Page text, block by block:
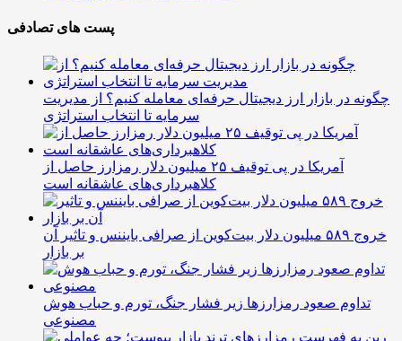
پست های تصادفی
چگونه در بازار ارز دیجیتال حرفه‌ای معامله کنیم؟ از مدیریت
سرمایه تا انتخاب استراتژی
آمریکا در پی توقیف ۲۵ میلیون دلار رمزارز حاصل از
کلاهبرداری‌های عاشقانه است
خروج ۵۸۹ میلیون دلار بیت‌کوین از صرافی بایننس و تاثیر آن
بر بازار
تداوم صعود رمزارزها زیر فشار جنگ، تورم و حباب هوش
مصنوعی